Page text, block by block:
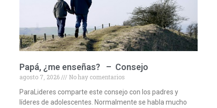
Papá, ¿me enseñas? – Consejo
agosto 7, 2026
No hay comentarios
ParaLideres comparte este consejo con los padres y
líderes de adolescentes. Normalmente se habla mucho